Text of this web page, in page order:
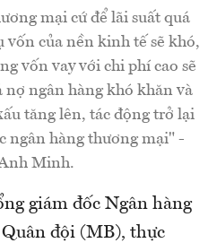
mại cứ để lãi suất quá
vốn của nền kinh tế sẽ khó,
vốn vay với chi phí cao sẽ
nợ ngân hàng khó khăn và
tăng lên, tác động trở lại
ngân hàng thương mại" -
Minh.
giám đốc Ngân hàng
đội (MB), thực